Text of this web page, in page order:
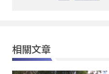
相關文章